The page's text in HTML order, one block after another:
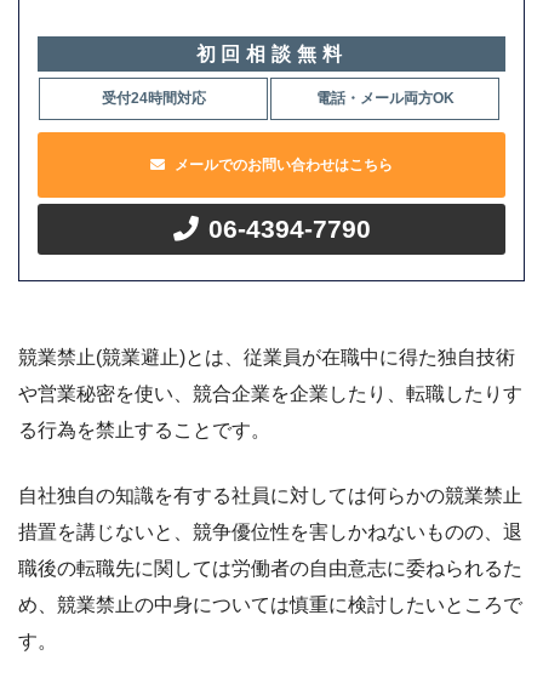
初回相談無料
受付24時間対応 電話・メール両方OK
メールでのお問い合わせはこちら
06-4394-7790
競業禁止(競業避止)とは、従業員が在職中に得た独自技術
や営業秘密を使い、競合企業を企業したり、転職したりす
る行為を禁止することです。
自社独自の知識を有する社員に対しては何らかの競業禁止
措置を講じないと、競争優位性を害しかねないものの、退
職後の転職先に関しては労働者の自由意志に委ねられるた
め、競業禁止の中身については慎重に検討したいところで
す。